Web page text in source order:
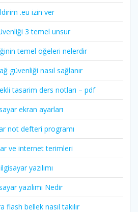
.eu izin ver
3 temel unsur
temel öğeleri nelerdir
güvenliği nasıl sağlanır
tasarim ders notları – pdf
ekran ayarları
not defteri programı
ve internet terimleri
yazılımı
yazılımı Nedir
flash bellek nasıl takılır